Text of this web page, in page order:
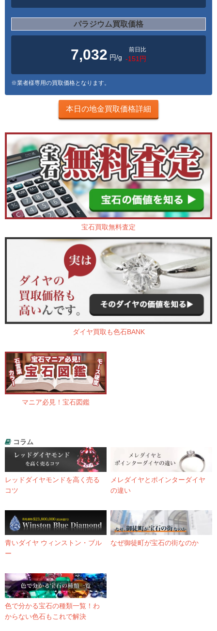
パラジウム買取価格
7,032 円/g
前日比
-151円
※業者様専用の買取価格となります。
本日の地金買取価格詳細
宝石買取無料査定
ダイヤ買取も色石BANK
マニア必見！宝石図鑑
コラム
レッドダイヤモンドを高く売る
コツ
メレダイヤとポインターダイヤ
の違い
青いダイヤ ウィンストン・ブル
ー
なぜ御徒町が宝石の街なのか
色で分かる宝石の種類一覧！わ
からない色石もこれで解決